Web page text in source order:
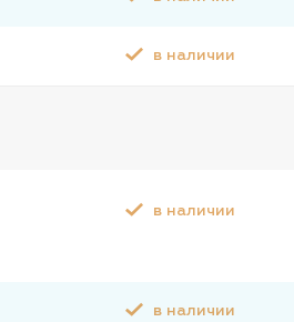
в наличии
в наличии
в наличии